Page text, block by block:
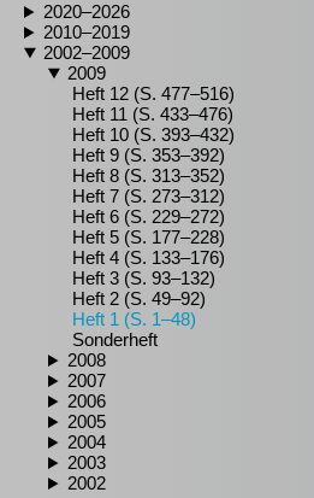
2020–2026
2010–2019
2002–2009
2009
Heft 12 (S. 477–516)
Heft 11 (S. 433–476)
Heft 10 (S. 393–432)
Heft 9 (S. 353–392)
Heft 8 (S. 313–352)
Heft 7 (S. 273–312)
Heft 6 (S. 229–272)
Heft 5 (S. 177–228)
Heft 4 (S. 133–176)
Heft 3 (S. 93–132)
Heft 2 (S. 49–92)
Heft 1 (S. 1–48)
Sonderheft
2008
2007
2006
2005
2004
2003
2002